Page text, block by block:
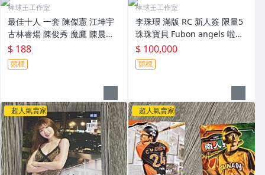
棒球王工作室
最佳十人 一套 陳傑憲 江坤宇
古林睿煬 陳俊秀 魔鷹 陳晨威
2024 中華職棒年度球員卡
$ 188
競標
棒球王工作室
李珠珢 滿版 RC 新人簽 限量5
珠珠寶貝 Fubon angels 啦啦
隊 2025 富邦悍將年度女孩卡
$ 100,000
競標
超人氣賣家 超人氣賣家